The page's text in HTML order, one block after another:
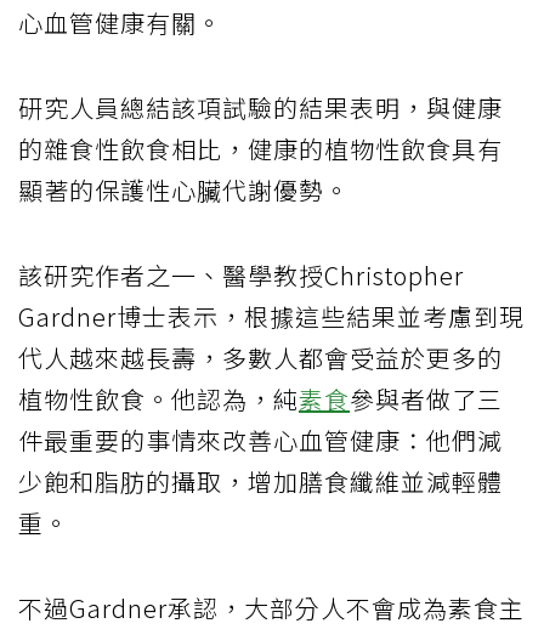
心血管健康有關。
研究人員總結該項試驗的結果表明，與健康
的雜食性飲食相比，健康的植物性飲食具有
顯著的保護性心臟代謝優勢。
該研究作者之一、醫學教授Christopher
Gardner博士表示，根據這些結果並考慮到現
代人越來越長壽，多數人都會受益於更多的
植物性飲食。他認為，純素食參與者做了三
件最重要的事情來改善心血管健康：他們減
少飽和脂肪的攝取，增加膳食纖維並減輕體
重。
不過Gardner承認，大部分人不會成為素食主